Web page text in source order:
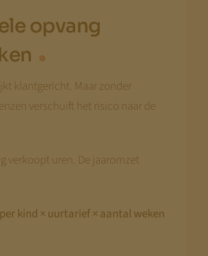
opvang
klantgericht. Maar zonder
verschuift het risico naar de
verkoopt uren. De jaaromzet
kind × uurtarief × aantal weken